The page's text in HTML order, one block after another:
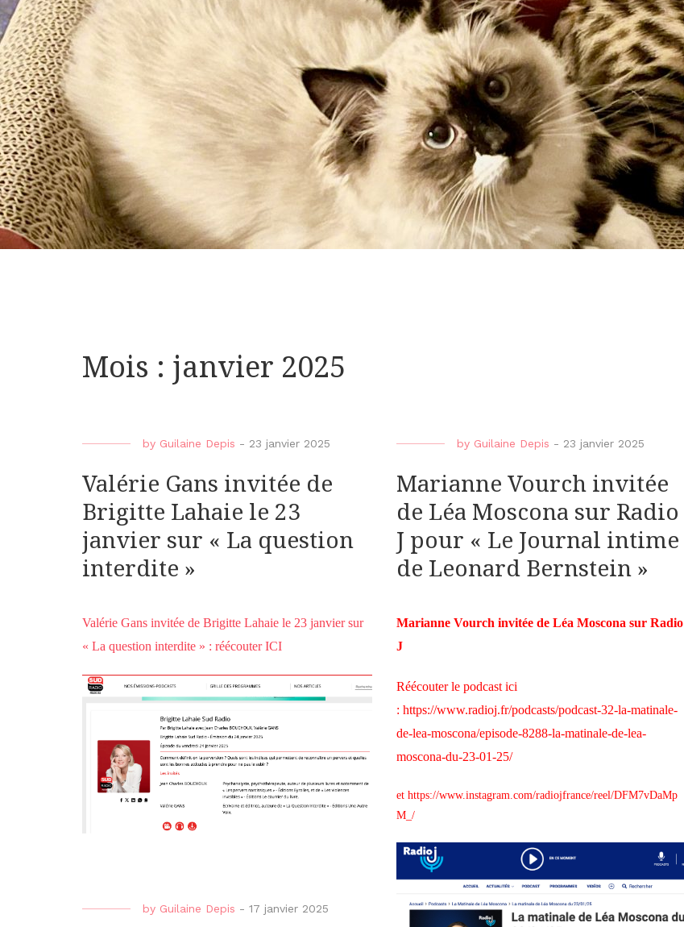
Mois : janvier 2025
by Guilaine Depis - 23 janvier 2025
Valérie Gans invitée de
Brigitte Lahaie le 23
janvier sur « La question
interdite »
Valérie Gans invitée de Brigitte Lahaie le 23 janvier sur
« La question interdite » : réécouter ICI
by Guilaine Depis - 23 janvier 2025
Marianne Vourch invitée
de Léa Moscona sur Radio
J pour « Le Journal intime
de Leonard Bernstein »
Marianne Vourch invitée de Léa Moscona sur Radio
J
Réécouter le podcast ici
: https://www.radioj.fr/podcasts/podcast-32-la-matinale-
de-lea-moscona/episode-8288-la-matinale-de-lea-
moscona-du-23-01-25/
et https://www.instagram.com/radiojfrance/reel/DFM7vDaMp
M_/
by Guilaine Depis - 17 janvier 2025